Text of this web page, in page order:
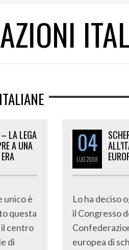
– LA LEGA
A UNA
unico è
questa
centro
di
04
LUG2008
Lo ha deciso
il Congresso
europea di